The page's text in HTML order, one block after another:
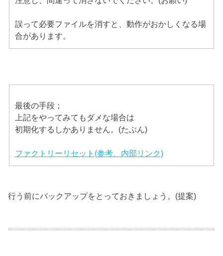
誤って必要ファイルを消すと、動作がおかしくなる場
合があります。
最後の手段；
上記をやってみてもダメな場合は
初期化するしかありません。(たぶん)
ファクトリーリセット(参考、内部リンク)
行う前にバックアップをとっておきましょう。(提案)